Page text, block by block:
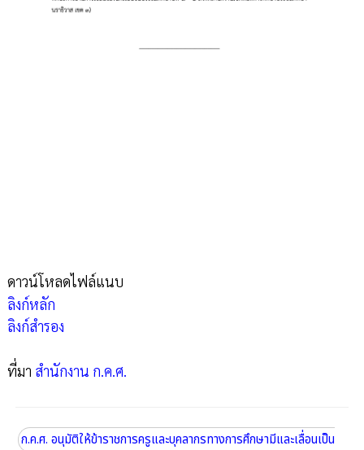
ดาวน์โหลดไฟล์แนบ
ลิงก์หลัก
ลิงก์สำรอง
ที่มา สำนักงาน ก.ค.ศ.
ก.ค.ศ. อนุมัติให้ข้าราชการครูและบุคลากรทางการศึกษามีและเลื่อนเป็น